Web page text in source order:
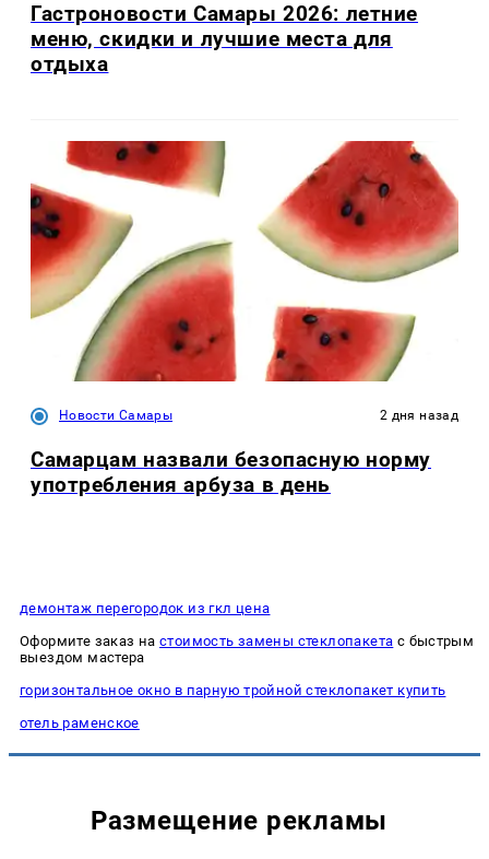
Гастроновости Самары 2026: летние
меню, скидки и лучшие места для
отдыха
Новости Самары 2 дня назад
Самарцам назвали безопасную норму
употребления арбуза в день
демонтаж перегородок из гкл цена
Оформите заказ настоимость замены стеклопакета с быстрым
выездом мастера
горизонтальное окно в парную тройной стеклопакет купить
отель раменское
Размещение рекламы